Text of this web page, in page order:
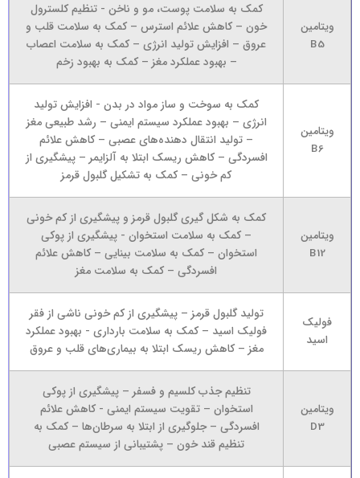
ویتامین
B5
کمک به سلامت پوست، مو و ناخن - تنظیم کلسترول
خون – کاهش علائم استرس – کمک به سلامت قلب و
عروق – افزایش تولید انرژی – کمک به سلامت اعصاب
– بهبود عملکرد مغز – کمک به بهبود زخم
ویتامین
B6
کمک به سوخت و ساز مواد در بدن - افزایش تولید
انرژی – بهبود عملکرد سیستم ایمنی – رشد طبیعی مغز
– تولید انتقال دهنده‌های عصبی – کاهش علائم
افسردگی – کاهش ریسک ابتلا به آلزایمر – پیشگیری از
کم خونی – کمک به تشکیل گلبول قرمز
ویتامین
B12
کمک به شکل گیری گلبول قرمز و پیشگیری از کم خونی
– کمک به سلامت استخوان - پیشگیری از پوکی
استخوان – کمک به سلامت بینایی – کاهش علائم
افسردگی – کمک به سلامت مغز
فولیک
اسید
تولید گلبول قرمز – پیشگیری از کم خونی ناشی از فقر
فولیک اسید – کمک به سلامت بارداری - بهبود عملکرد
مغز – کاهش ریسک ابتلا به بیماری‌های قلب و عروق
ویتامین
D3
تنظیم جذب کلسیم و فسفر – پیشگیری از پوکی
استخوان – تقویت سیستم ایمنی - کاهش علائم
افسردگی – جلوگیری از ابتلا به سرطان‌ها – کمک به
تنظیم قند خون – پشتیبانی از سیستم عصبی